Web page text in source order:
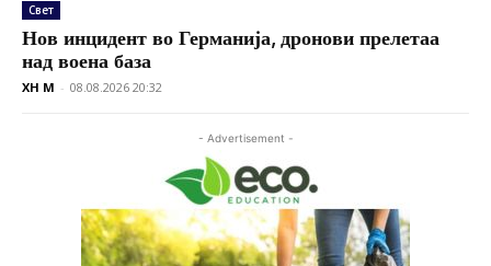
Свет
Нов инцидент во Германија, дронови прелетаа
над воена база
XH M - 08.08.2026 20:32
- Advertisement -